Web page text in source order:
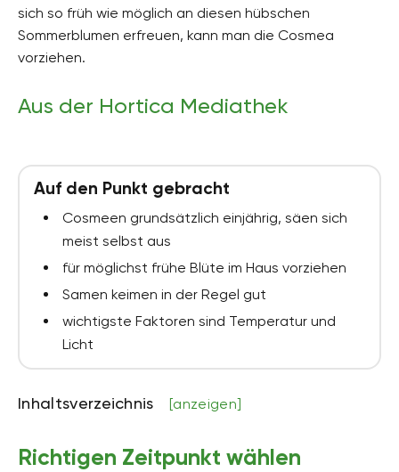
sich so früh wie möglich an diesen hübschen
Sommerblumen erfreuen, kann man die Cosmea
vorziehen.
Aus der Hortica Mediathek
Auf den Punkt gebracht
Cosmeen grundsätzlich einjährig, säen sich
meist selbst aus
für möglichst frühe Blüte im Haus vorziehen
Samen keimen in der Regel gut
wichtigste Faktoren sind Temperatur und
Licht
Inhaltsverzeichnis [anzeigen]
Richtigen Zeitpunkt wählen